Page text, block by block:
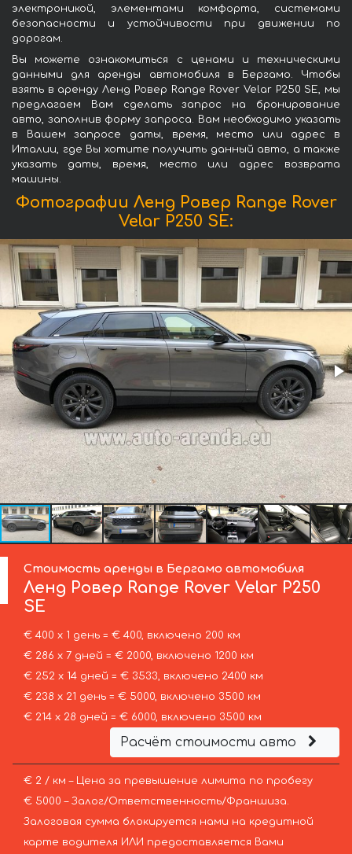
электроникой, элементами комфорта, системами
безопасности и устойчивости при движении по
дорогам.
Вы можете ознакомиться с ценами и техническими
данными для аренды автомобиля в Бергамо. Чтобы
взять в аренду Ленд Ровер Range Rover Velar P250 SE, мы
предлагаем Вам сделать запрос на бронирование
авто, заполнив форму запроса. Вам необходимо указать
в Вашем запросе даты, время, место или адрес в
Италии, где Вы хотите получить данный авто, а также
указать даты, время, место или адрес возврата
машины.
Фотографии Ленд Ровер Range Rover
Velar P250 SE:
Стоимость аренды в Бергамо автомобиля
Ленд Ровер Range Rover Velar P250
SE
€ 400 х 1 день = € 400, включено 200 км
€ 286 х 7 дней = € 2000, включено 1200 км
€ 252 х 14 дней = € 3533, включено 2400 км
€ 238 х 21 день = € 5000, включено 3500 км
€ 214 х 28 дней = € 6000, включено 3500 км
Расчёт стоимости авто
€ 2 / км – Цена за превышение лимита по пробегу
€ 5000 – Залог/Ответственность/Франшиза.
Залоговая сумма блокируется нами на кредитной
карте водителя ИЛИ предоставляется Вами